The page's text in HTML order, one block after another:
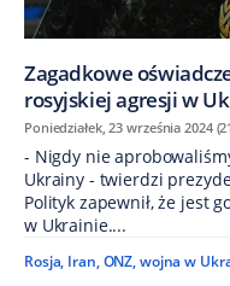
Zagadkowe
rosyjskiej agresji w
Poniedziałek, 23 września 2024
- Nigdy nie
Ukrainy - twierdzi
Polityk zapewnił, że jest
w Ukrainie....
Rosja, Iran,ONZ,wojna w